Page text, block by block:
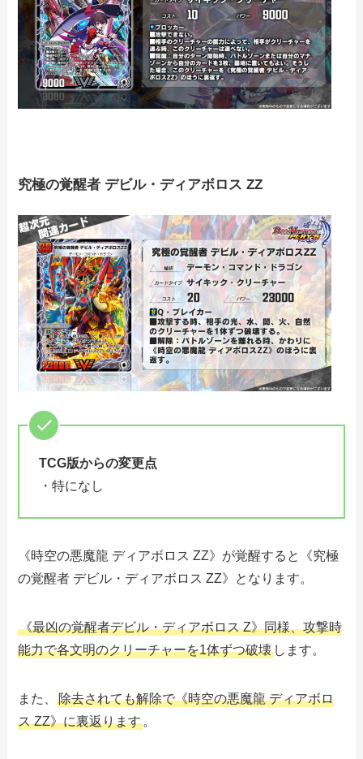
究極の覚醒者 デビル・ディアボロス ZZ
TCG版からの変更点
・特になし
《時空の悪魔龍 ディアボロス ZZ》が覚醒すると《究極
の覚醒者 デビル・ディアボロス ZZ》となります。
《最凶の覚醒者デビル・ディアボロス Z》同様、攻撃時
能力で各文明のクリーチャーを1体ずつ破壊 します。
また、除去されても解除で《時空の悪魔龍 ディアボロ
ス ZZ》に裏返ります 。